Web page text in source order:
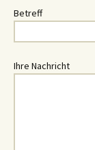
Betreff
Ihre Nachricht